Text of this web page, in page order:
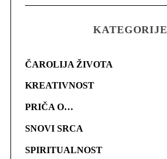
KATEGORIJE
ČAROLIJA ŽIVOTA
KREATIVNOST
PRIČA O…
SNOVI SRCA
SPIRITUALNOST